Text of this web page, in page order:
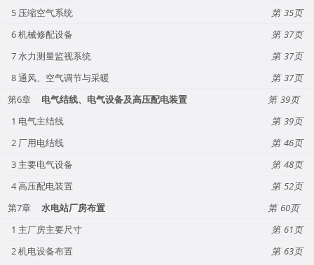
5 压缩空气系统
35
6 机械修配设备
37
7 水力测量监视系统
37
8 通风、空气调节与采暖
37
第6章
电气结线、电气设备及高压配电装置
39
1 电气主结线
39
2 厂用电结线
46
3 主要电气设备
48
4 高压配电装置
52
第7章
水电站厂房布置
60
1 主厂房主要尺寸
61
2 机电设备布置
63